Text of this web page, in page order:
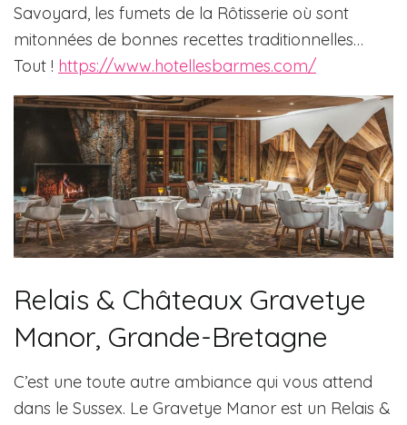
Savoyard, les fumets de la Rôtisserie où sont
mitonnées de bonnes recettes traditionnelles…
Tout ! https://www.hotellesbarmes.com/
Relais & Châteaux Gravetye
Manor, Grande-Bretagne
C’est une toute autre ambiance qui vous attend
dans le Sussex. Le Gravetye Manor est un Relais &